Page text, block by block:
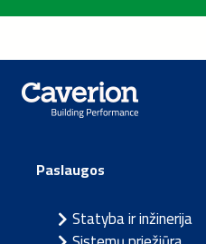
Paslaugos
Statyba ir inžinerija